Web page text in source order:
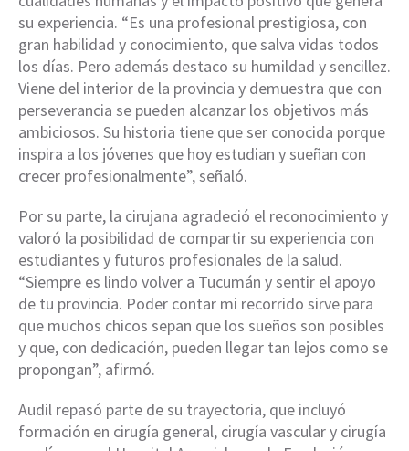
su experiencia. “Es una profesional prestigiosa, con
gran habilidad y conocimiento, que salva vidas todos
los días. Pero además destaco su humildad y sencillez.
Viene del interior de la provincia y demuestra que con
perseverancia se pueden alcanzar los objetivos más
ambiciosos. Su historia tiene que ser conocida porque
inspira a los jóvenes que hoy estudian y sueñan con
crecer profesionalmente”, señaló.
Por su parte, la cirujana agradeció el reconocimiento y
valoró la posibilidad de compartir su experiencia con
estudiantes y futuros profesionales de la salud.
“Siempre es lindo volver a Tucumán y sentir el apoyo
de tu provincia. Poder contar mi recorrido sirve para
que muchos chicos sepan que los sueños son posibles
y que, con dedicación, pueden llegar tan lejos como se
propongan”, afirmó.
Audil repasó parte de su trayectoria, que incluyó
formación en cirugía general, cirugía vascular y cirugía